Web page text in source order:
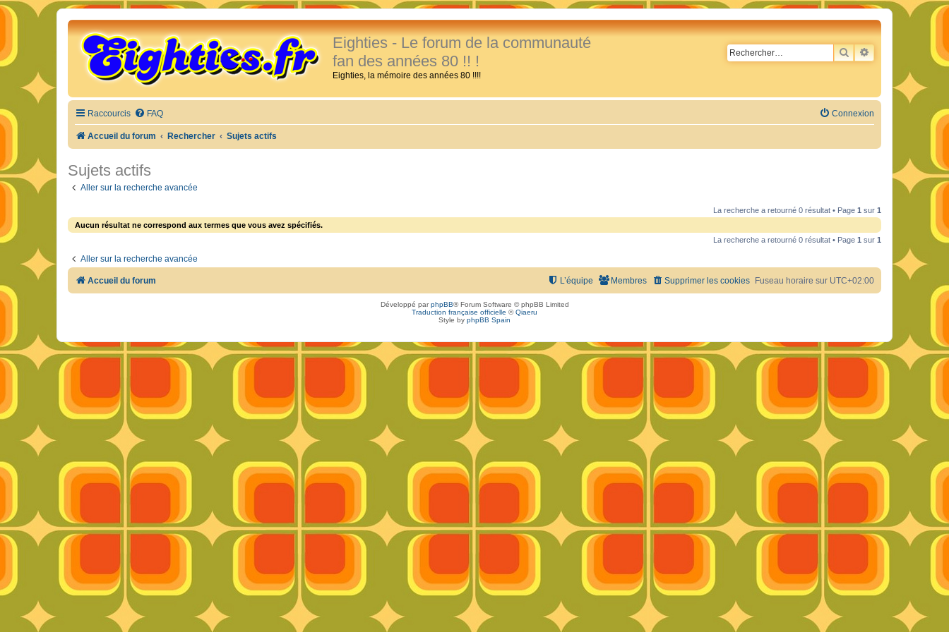
Eighties - Le forum de la communauté
fan des années 80 !! !
Eighties, la mémoire des années 80 !!!!
RECHERCHER
RECHERCHE
Raccourcis FAQ Connexion
Accueil du forum Rechercher Sujets actifs
Sujets actifs
Aller sur la recherche avancée
La recherche a retourné 0 résultat • Page 1 sur 1
Aucun résultat ne correspond aux termes que vous avez spécifiés.
La recherche a retourné 0 résultat • Page 1 sur 1
Aller sur la recherche avancée
Accueil du forum Fuseau horaire sur UTC+02:00
Supprimer les cookies
Membres
L’équipe
Développé parphpBB® Forum Software © phpBB Limited
Traduction française officielle ©Qiaeru
Style by phpBB Spain